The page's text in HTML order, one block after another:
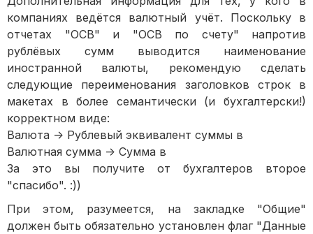
компаниях ведётся валютный учёт. Поскольку в
отчетах "ОСВ" и "ОСВ по счету" напротив
рублёвых сумм выводится наименование
иностранной валюты, рекомендую сделать
следующие переименования заголовков строк в
макетах в более семантически (и бухгалтерски!)
корректном виде:
Валюта -> Рублевый эквивалент суммы в
Валютная сумма -> Сумма в
За это вы получите от бухгалтеров второе
"спасибо". :))
При этом, разумеется, на закладке "Общие"
должен быть обязательно установлен флаг "Данные